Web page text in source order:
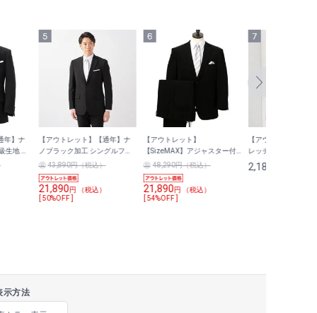
年】ナ
生地 ダ
シック
【アウトレット】【通年】ナ
ノブラック加工 シングルフォ
ーマルスーツ LES MUES（スリ
ムシルエット）
43,890円（税込）
21,890円 （税込）
[ 50%OFF ]
【アウトレット】
【SizeMAX】アジャスター付
き シングルフォーマルスーツ
LES MUES スマート
48,290円（税込）
21,890円 （税込）
[ 54%OFF ]
【アウトレット】洗
レッチ フォーマル前
ウス
2,189
示方法